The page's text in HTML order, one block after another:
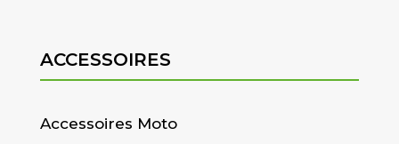
ACCESSOIRES
Accessoires Moto